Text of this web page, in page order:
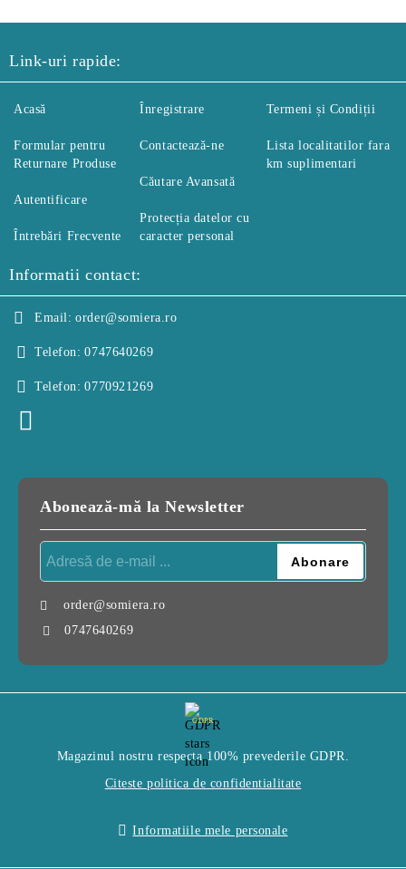
Link-uri rapide:
Acasă
Formular pentru
Returnare Produse
Autentificare
Întrebări Frecvente
Înregistrare
Contactează-ne
Căutare Avansată
Protecția datelor cu
caracter personal
Termeni și Condiții
Lista localitatilor fara
km suplimentari
Informatii contact:
Email: order@somiera.ro
Telefon: 0747640269
Telefon: 0770921269
Abonează-mă la Newsletter
order@somiera.ro
0747640269
GDPR
Magazinul nostru respecta 100% prevederile GDPR.
Citeste politica de confidentialitate
Informatiile mele personale